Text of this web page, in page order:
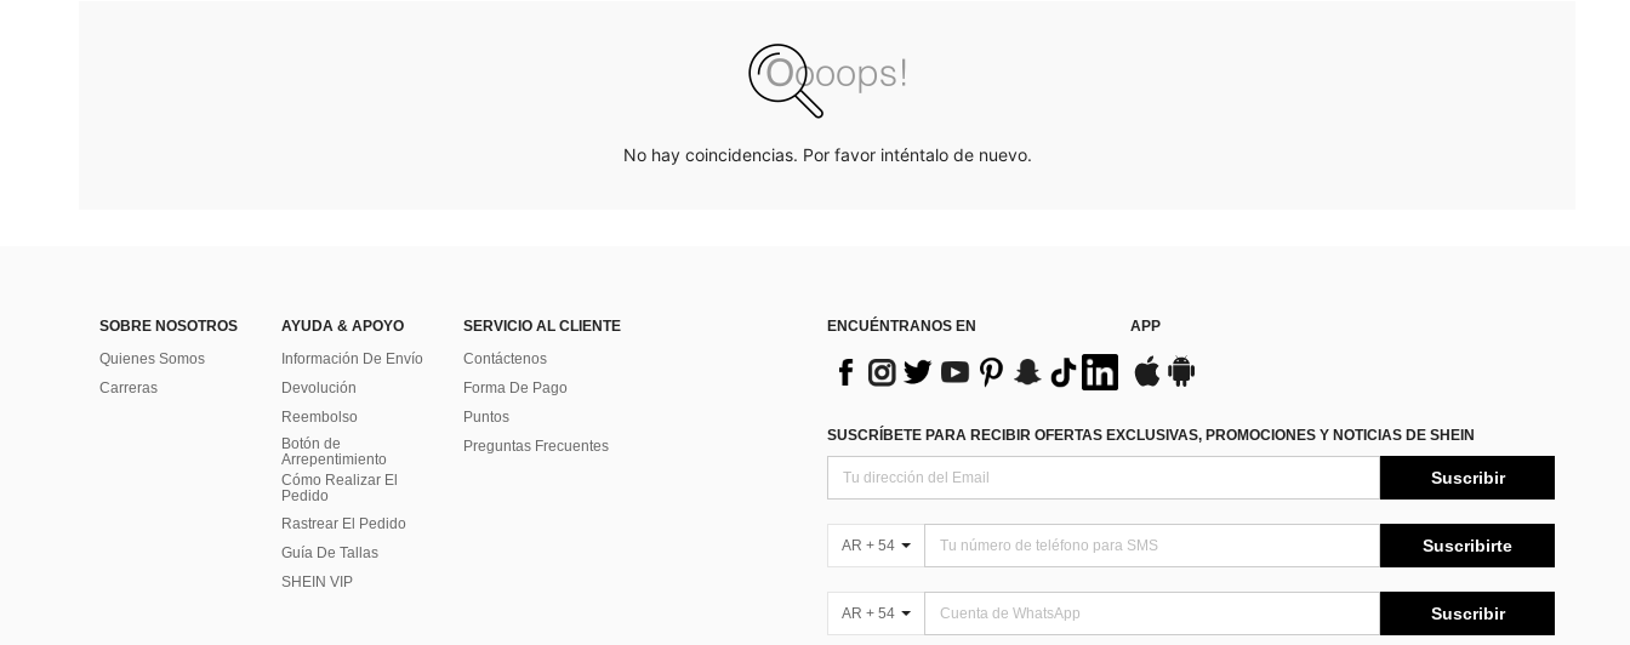
No hay coincidencias. Por favor inténtalo de nuevo.
SOBRE NOSOTROS
Quienes Somos
Carreras
AYUDA & APOYO
Información De Envío
Devolución
Reembolso
Botón de
Arrepentimiento
Cómo Realizar El
Pedido
Rastrear El Pedido
Guía De Tallas
SHEIN VIP
SERVICIO AL CLIENTE
Contáctenos
Forma De Pago
Puntos
Preguntas Frecuentes
ENCUÉNTRANOS EN APP
SUSCRÍBETE PARA RECIBIR OFERTAS EXCLUSIVAS, PROMOCIONES Y NOTICIAS DE SHEIN
Suscribir
AR + 54 Suscribirte
AR + 54 Suscribir